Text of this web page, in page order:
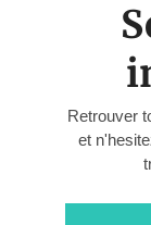
Retrouver
et